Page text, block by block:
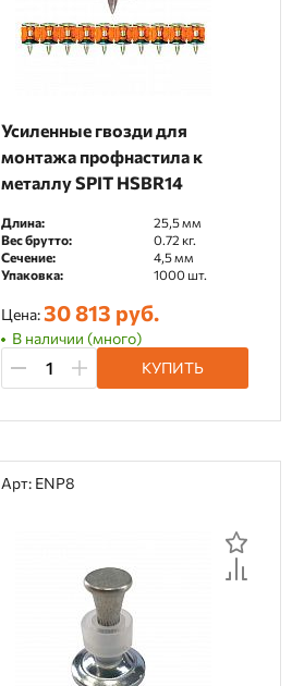
Усиленные гвозди для
монтажа профнастила к
металлу SPIT HSBR14
Длина:
25,5 мм
Вес брутто:
0.72 кг.
Сечение:
4,5 мм
Упаковка:
1000 шт.
Цена:30 813 руб.
В наличии (много)
КУПИТЬ
Арт: ENP8